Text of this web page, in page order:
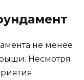
не менее
Несмотря